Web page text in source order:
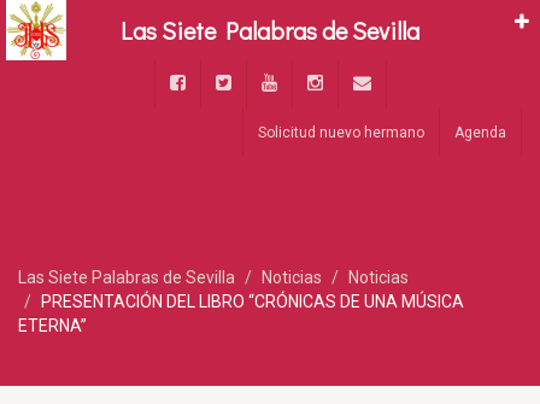
Solicitud nuevo hermano Agenda
Las Siete Palabras de Sevilla Noticias
Noticias
PRESENTACIÓN DEL LIBRO “CRÓNICAS DE UNA MÚSICA
ETERNA”
Las Siete Palabras de Sevilla